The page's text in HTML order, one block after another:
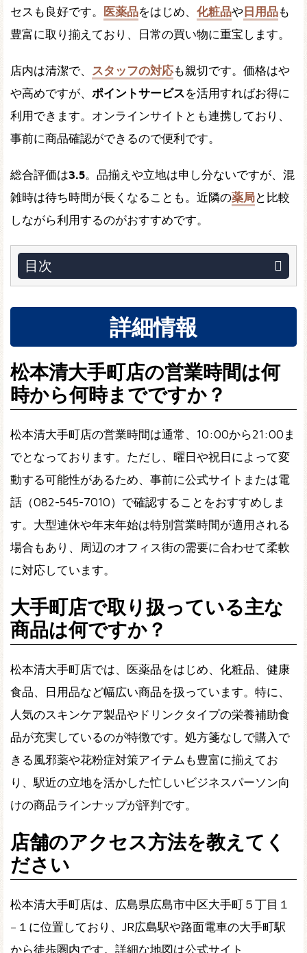
セスも良好です。
医薬品をはじめ、 化粧品や 日用品も
豊富に取り揃えており、日常の買い物に重宝します。
店内は清潔で、 スタッフの対応も親切です。価格はや
や高めですが、 ポイントサービスを活用すればお得に
利用できます。オンラインサイトとも連携しており、
事前に商品確認ができるので便利です。
総合評価は3.5。品揃えや立地は申し分ないですが、混
雑時は待ち時間が長くなることも。近隣の薬局と比較
しながら利用するのがおすすめです。
目次
詳細情報
松本清大手町店の営業時間は何
時から何時までですか？
松本清大手町店の営業時間は通常、10:00から21:00ま
でとなっております。ただし、曜日や祝日によって変
動する可能性があるため、事前に公式サイトまたは電
話（082-545-7010）で確認することをおすすめしま
す。大型連休や年末年始は特別営業時間が適用される
場合もあり、周辺のオフィス街の需要に合わせて柔軟
に対応しています。
大手町店で取り扱っている主な
商品は何ですか？
松本清大手町店では、医薬品をはじめ、化粧品、健康
食品、日用品など幅広い商品を扱っています。特に、
人気のスキンケア製品やドリンクタイプの栄養補助食
品が充実しているのが特徴です。処方箋なしで購入で
きる風邪薬や花粉症対策アイテムも豊富に揃えてお
り、駅近の立地を活かした忙しいビジネスパーソン向
けの商品ラインナップが評判です。
店舗のアクセス方法を教えてく
ださい
松本清大手町店は、広島県広島市中区大手町５丁目１
−１に位置しており、JR広島駅や路面電車の大手町駅
から徒歩圏内です。詳細な地図は公式サイト